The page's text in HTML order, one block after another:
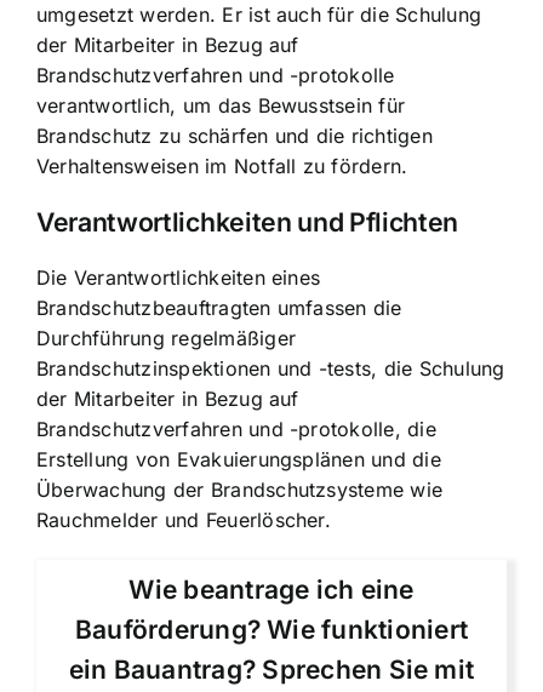
umgesetzt werden. Er ist auch für die Schulung
der Mitarbeiter in Bezug auf
Brandschutzverfahrenund -protokolle
verantwortlich, um das Bewusstsein für
Brandschutz zu schärfen und die richtigen
Verhaltensweisen im Notfall zu fördern.
Verantwortlichkeiten und Pflichten
Die Verantwortlichkeiten eines
Brandschutzbeauftragten umfassen die
Durchführung regelmäßiger
Brandschutzinspektionen und -tests, die Schulung
der Mitarbeiter in Bezug auf
Brandschutzverfahren und -protokolle, die
Erstellung von Evakuierungsplänen und die
Überwachung der Brandschutzsysteme wie
Rauchmelder und Feuerlöscher.
Wie beantrage ich eine
Bauförderung? Wie funktioniert
ein Bauantrag? Sprechen Sie mit